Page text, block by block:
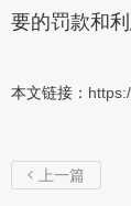
要的罚款和利
本文链接：
 上一篇